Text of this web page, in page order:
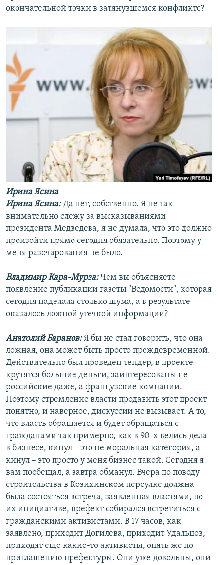
окончательной точки в затянувшемся конфликте?
Ирина Ясина
Ирина Ясина:Да нет, собственно. Я не так
внимательно слежу за высказываниями
президента Медведева, я не думала, что это должно
произойти прямо сегодня обязательно. Поэтому у
меня разочарования не было.
Владимир Кара-Мурза: Чем вы объясняете
появление публикации газеты "Ведомости", которая
сегодня наделала столько шума, а в результате
оказалось ложной утечкой информации?
Анатолий Баранов:Я бы не стал говорить, что она
ложная, она может быть просто преждевременной.
Действительно был проведен тендер, в проекте
крутятся большие деньги, заинтересованы не
российские даже, а французские компании.
Поэтому стремление власти продавить этот проект
понятно, и наверное, дискуссии не вызывает. А то,
что власть обращается и будет обращаться с
гражданами так примерно, как в 90-х велись дела
в бизнесе, кинул – это не моральная категория, а
кинул – это просто у меня бизнес такой. Сегодня я
вам пообещал, а завтра обманул. Вчера по поводу
строительства в Козихинском переулке должна
была состояться встреча, заявленная властями, по
их инициативе, префект собирался встретиться с
гражданскими активистами. В 17 часов, как
заявлено, приходит Догилева, приходит Удальцов,
приходят еще какие-то активисты, опять же по
приглашению префектуры. Они уже довольны, они